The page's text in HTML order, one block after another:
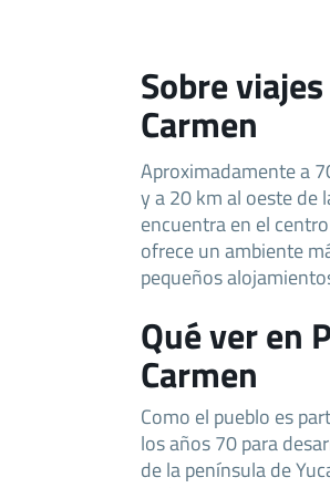
Sobre
Carmen
Aproximadamente a
y a 20 km al oeste de
encuentra en el
ofrece un ambiente
pequeños
Qué ver en
Carmen
Como el pueblo es
los años 70 para
de la península de